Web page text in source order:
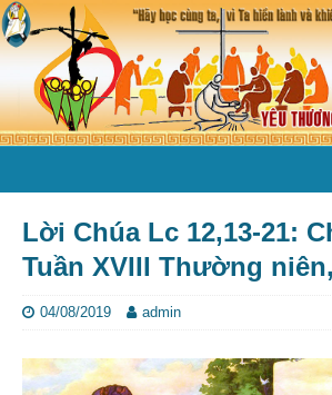
Lời Chúa Lc 12,13-21:
Tuần XVIII Thường
04/08/2019 admin